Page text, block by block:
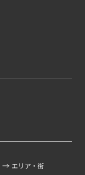
エリア・街